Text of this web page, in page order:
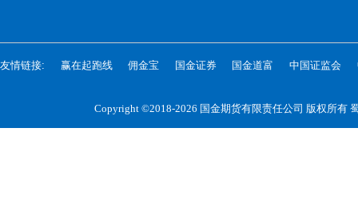
友情链接: 赢在起跑线 佣金宝 国金证券 国金道富 中国证监会
Copyright ©2018-2026 国金期货有限责任公司 版权所有